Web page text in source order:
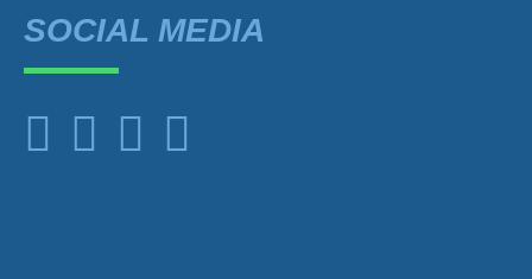
SOCIAL MEDIA